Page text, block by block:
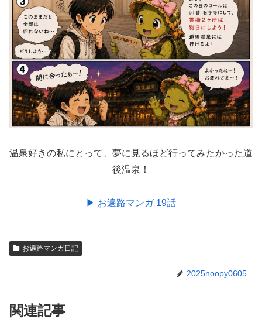
温泉好きの私にとって、夢に見るほど行ってみたかった道
後温泉！
▶︎ お遍路マンガ 19話
お遍路マンガ日記
2025noopy0605
関連記事